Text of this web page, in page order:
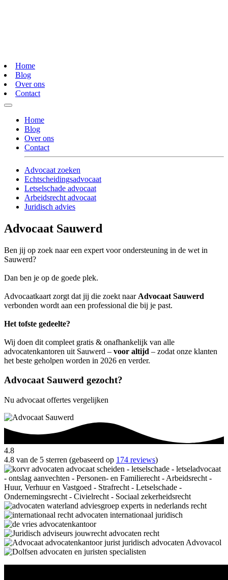
Home
Blog
Over ons
Contact
Home
Blog
Over ons
Contact
Advocaat zoeken
Echtscheidingsadvocaat
Letselschade advocaat
Arbeidsrecht advocaat
Juridisch advies
Advocaat Sauwerd
Ben jij op zoek naar een expert voor ondersteuning in de wet in
Sauwerd?
Dan ben je op de goede plek.
Advocaatkaart zorgt dat jij die zoekt naar Advocaat Sauwerd
verbonden wordt aan een professional die bij je past.
Het tofste gedeelte?
Wij doen dit compleet gratis & onafhankelijk van alle
advocatenkantoren uit Sauwerd – voor altijd – zodat onze klanten
het beste geholpen worden in 2026 en verder.
Advocaat Sauwerd gezocht?
Nu advocaat offertes vergelijken
4.8
4.8 van de 5 sterren (gebaseerd op 174 reviews)